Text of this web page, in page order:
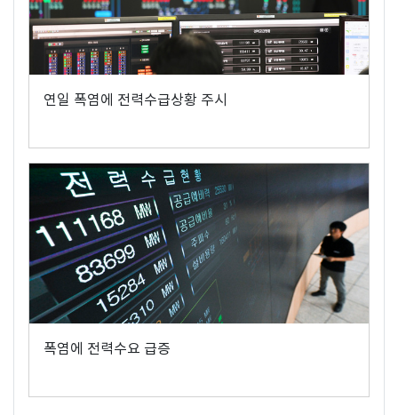
연일 폭염에 전력수급상황 주시
폭염에 전력수요 급증